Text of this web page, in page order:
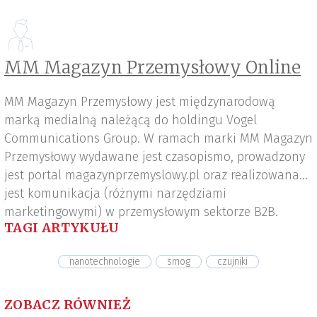
MM Magazyn Przemysłowy Online
MM Magazyn Przemysłowy jest międzynarodową
marką medialną należącą do holdingu Vogel
Communications Group. W ramach marki MM Magazyn
Przemysłowy wydawane jest czasopismo, prowadzony
jest portal magazynprzemyslowy.pl oraz realizowana
jest komunikacja (różnymi narzędziami
marketingowymi) w przemysłowym sektorze B2B.
TAGI ARTYKUŁU
nanotechnologie smog czujniki
ZOBACZ RÓWNIEŻ